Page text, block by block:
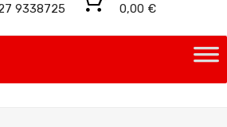
9338725 0,00 €